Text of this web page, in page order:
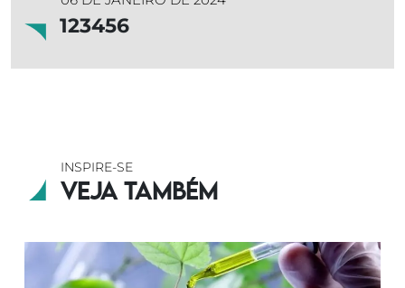
123456
INSPIRE-SE
Veja também